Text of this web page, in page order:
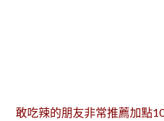
敢吃辣的朋友非常推薦加點